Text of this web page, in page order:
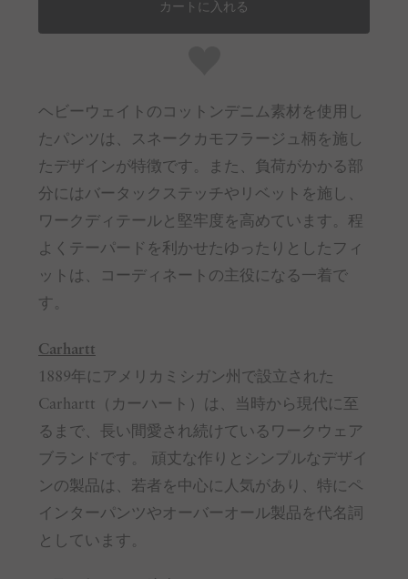
カートに入れる
ヘビーウェイトのコットンデニム素材を使用し
たパンツは、スネークカモフラージュ柄を施し
たデザインが特徴です。また、負荷がかかる部
分にはバータックステッチやリベットを施し、
ワークディテールと堅牢度を高めています。程
よくテーパードを利かせたゆったりとしたフィ
ットは、コーディネートの主役になる一着で
す。
Carhartt
1889年にアメリカミシガン州で設立された
Carhartt（カーハート）は、当時から現代に至
るまで、長い間愛され続けているワークウェア
ブランドです。 頑丈な作りとシンプルなデザイ
ンの製品は、若者を中心に人気があり、特にペ
インターパンツやオーバーオール製品を代名詞
としています。